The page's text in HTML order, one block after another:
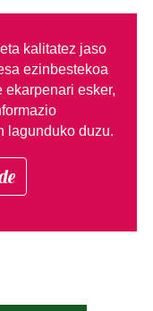
kalitatez jaso
ezinbestekoa
ekarpenari esker,
lagunduko duzu.